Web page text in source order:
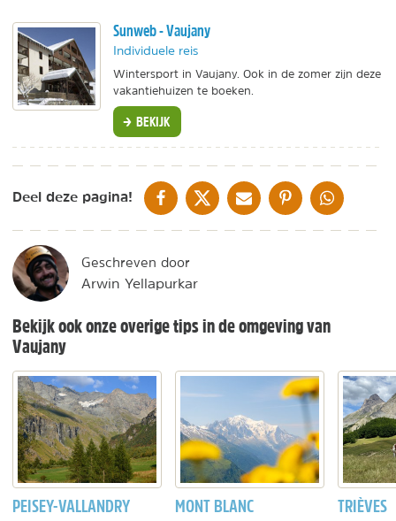
Sunweb - Vaujany
Individuele reis
Wintersport in Vaujany. Ook in de zomer zijn deze
vakantiehuizen te boeken.
BEKIJK
Deel deze pagina! DELEN OP FACEBOOK
DELEN OP XDELEN VIA DE MAIL
DELEN OP PINTEREST
DELEN OP
Geschreven door
Arwin Yellapurkar
Bekijk ook onze overige tips in de omgeving van
Vaujany
PEISEY-VALLANDRY MONT BLANC TRIÈVES